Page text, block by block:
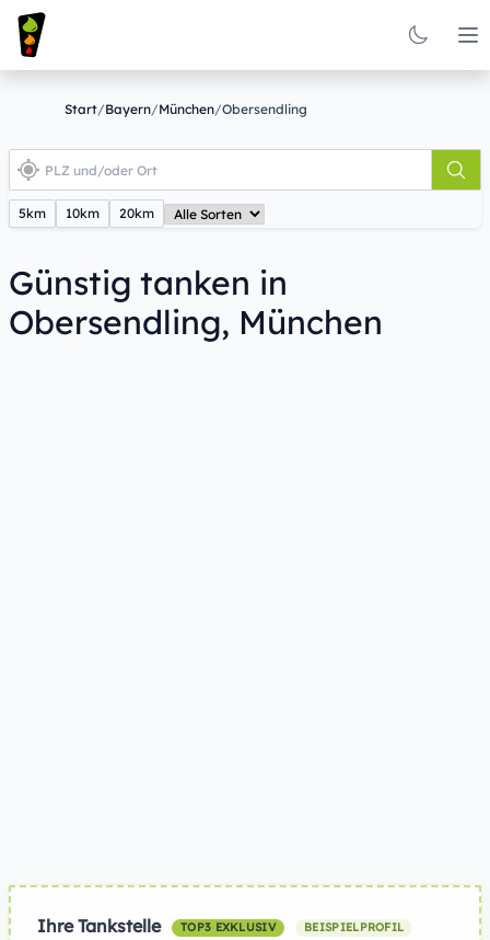
Start/Bayern/München/Obersendling
5km 10km 20km
Günstig tanken in
Obersendling, München
Ihre Tankstelle TOP3 EXKLUSIV BEISPIELPROFIL